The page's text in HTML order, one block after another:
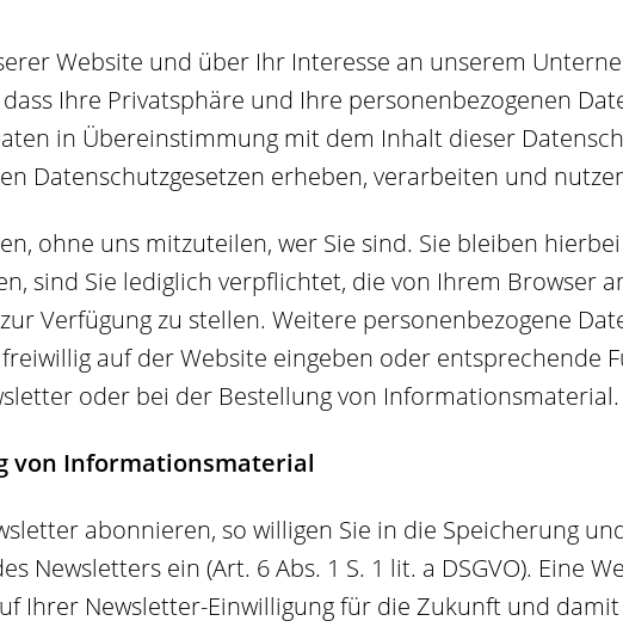
Website und über Ihr Interesse an unserem
Ihre Privatsphäre und Ihre personenbezogenen
in Übereinstimmung mit dem Inhalt dieser
Datenschutzgesetzen erheben, verarbeiten und
ohne uns mitzuteilen, wer Sie sind. Sie bleiben
sind Sie lediglich verpflichtet, die von Ihrem Browser
Verfügung zu stellen. Weitere personenbezogene
auf der Website eingeben oder entsprechende
oder bei der Bestellung von Informationsmaterial.
von Informationsmaterial
abonnieren, so willigen Sie in die Speicherung
Newsletters ein (Art. 6 Abs. 1 S. 1 lit. a DSGVO). Eine
Ihrer Newsletter-Einwilligung für die Zukunft und